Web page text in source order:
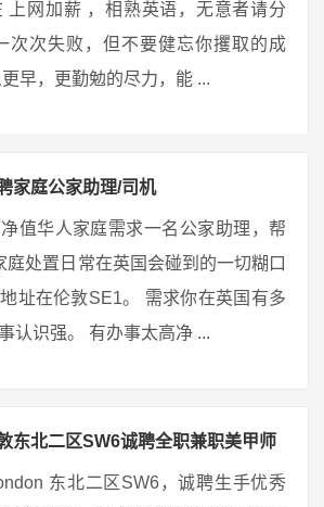
上网加薪 ，相熟英语，无意者请分
次次失败，但不要健忘你攫取的成
早，更勤勉的尽力，能 ...
家庭公家助理/司机
值华人家庭需求一名公家助理，帮
庭处置日常在英国会碰到的一切糊口
址在伦敦SE1。 需求你在英国有多
认识强。 有办事太高净 ...
东北二区SW6诚聘全职兼职美甲师
东北二区SW6，诚聘生手优秀